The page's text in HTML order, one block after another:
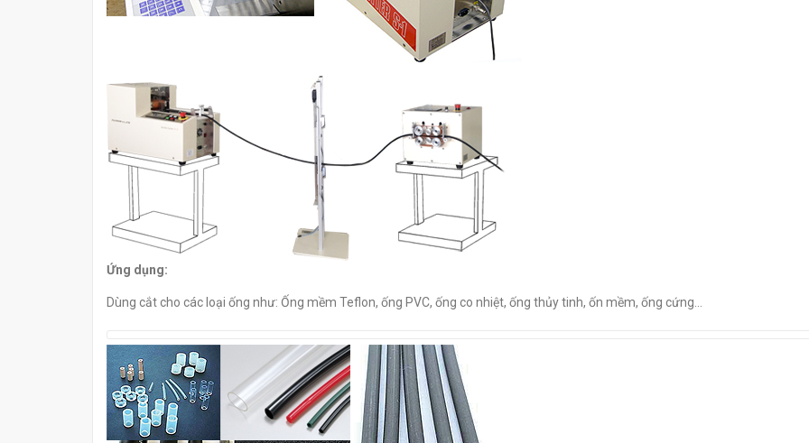
Ứng dụng:
Dùng cắt cho các loại ống như: Ống mềm Teflon, ống PVC, ống co nhiệt, ống thủy tinh, ốn mềm, ống cứng...